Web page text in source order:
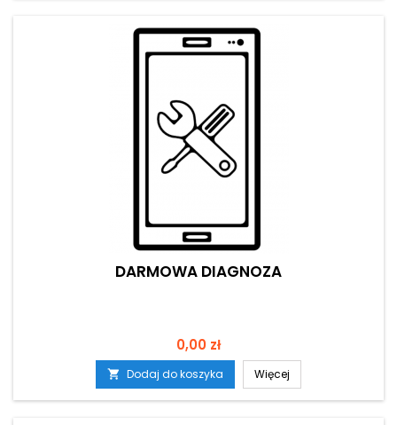
DARMOWA DIAGNOZA
Cena
0,00 zł
 Dodaj do koszyka Więcej